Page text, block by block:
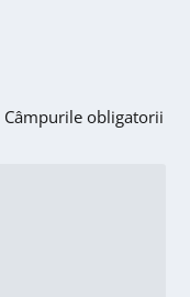
Câmpurile obligatorii